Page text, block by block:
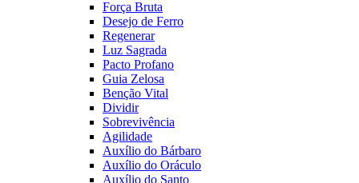
Força Bruta
Desejo de Ferro
Regenerar
Luz Sagrada
Pacto Profano
Guia Zelosa
Benção Vital
Dividir
Sobrevivência
Agilidade
Auxílio do Bárbaro
Auxílio do Oráculo
Auxílio do Santo